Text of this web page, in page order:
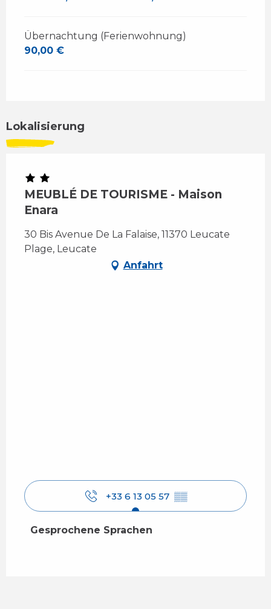
Übernachtung (Ferienwohnung)
90,00 €
Lokalisierung
MEUBLÉ DE TOURISME - Maison
Enara
30 Bis Avenue De La Falaise, 11370 Leucate
Plage, Leucate
Anfahrt
+33 6 13 05 57 ▒▒
Gesprochene Sprachen
Gesprochene Sprachen